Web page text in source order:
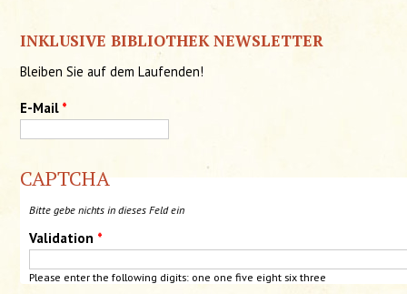
INKLUSIVE BIBLIOTHEK NEWSLETTER
Bleiben Sie auf dem Laufenden!
E-Mail *
CAPTCHA
Bitte gebe nichts in dieses Feld ein
Validation *
Please enter the following digits: one one five eight six three